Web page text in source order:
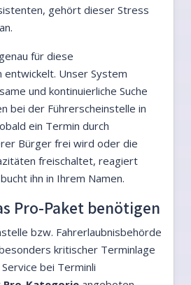
gehört dieser Stress
für diese
Unser System
und kontinuierliche Suche
bei der Führerscheinstelle in
ein Termin durch
Bürger frei wird oder die
freischaltet, reagiert
ihn in Ihrem Namen.
Pro-Paket benötigen
bzw. Fahrerlaubnisbehörde
kritischer Terminlage
bei Terminli